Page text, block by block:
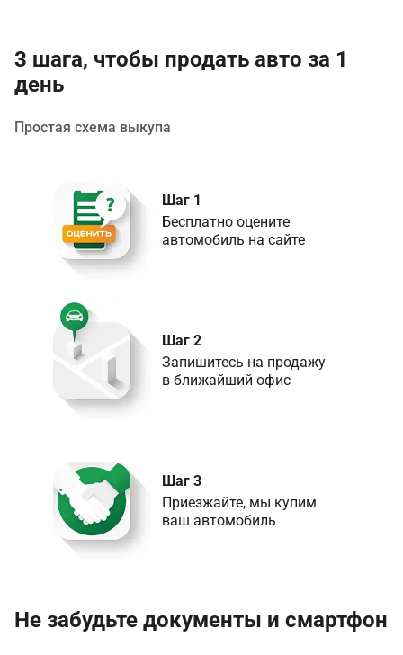
3 шага, чтобы продать авто за 1
день
Простая схема выкупа
Шаг 1
Бесплатно оцените
Шаг 2
Запишитесь на продажу
в ближайший офис
Шаг 3
Приезжайте, мы купим
ваш автомобиль
Не забудьте документы и смартфон